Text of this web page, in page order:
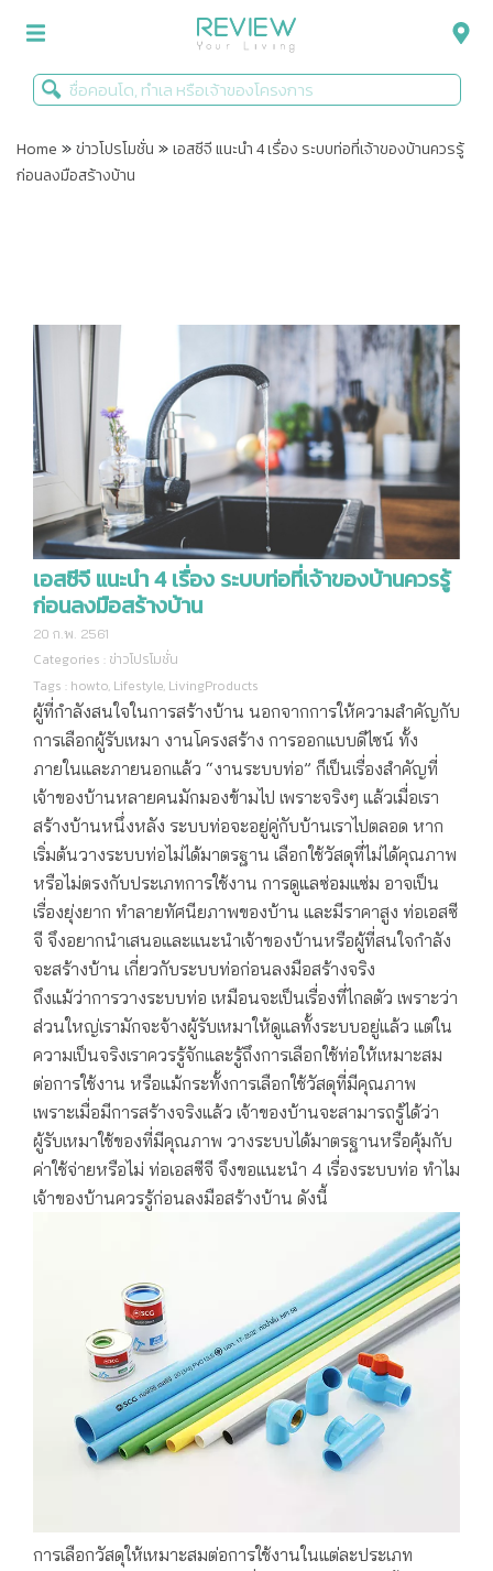
รีวิวคอนโด
Infographic
ข่าวโปรโมชั่น
Home »ข่าวโปรโมชั่น »เอสซีจี แนะนำ 4 เรื่อง ระบบท่อที่เจ้าของบ้านควรรู้
ก่อนลงมือสร้างบ้าน
เอสซีจี แนะนำ 4 เรื่อง ระบบท่อที่เจ้าของบ้านควรรู้
ก่อนลงมือสร้างบ้าน
20 ก.พ. 2561
Categories : ข่าวโปรโมชั่น
Tags : howto, Lifestyle, LivingProducts
ผู้ที่กำลังสนใจในการสร้างบ้าน นอกจากการให้ความสำคัญกับ
การเลือกผู้รับเหมา งานโครงสร้าง การออกแบบดีไซน์ ทั้ง
ภายในและภายนอกแล้ว “งานระบบท่อ” ก็เป็นเรื่องสำคัญที่
เจ้าของบ้านหลายคนมักมองข้ามไป เพราะจริงๆ แล้วเมื่อเรา
สร้างบ้านหนึ่งหลัง ระบบท่อจะอยู่คู่กับบ้านเราไปตลอด หาก
เริ่มต้นวางระบบท่อไม่ได้มาตรฐาน เลือกใช้วัสดุที่ไม่ได้คุณภาพ
หรือไม่ตรงกับประเภทการใช้งาน การดูแลซ่อมแซ่ม อาจเป็น
เรื่องยุ่งยาก ทำลายทัศนียภาพของบ้าน และมีราคาสูง ท่อเอสซี
จี จึงอยากนำเสนอและแนะนำเจ้าของบ้านหรือผู้ที่สนใจกำลัง
จะสร้างบ้าน เกี่ยวกับระบบท่อก่อนลงมือสร้างจริง
ถึงแม้ว่าการวางระบบท่อ เหมือนจะเป็นเรื่องที่ไกลตัว เพราะว่า
ส่วนใหญ่เรามักจะจ้างผู้รับเหมาให้ดูแลทั้งระบบอยู่แล้ว แต่ใน
ความเป็นจริงเราควรรู้จักและรู้ถึงการเลือกใช้ท่อให้เหมาะสม
ต่อการใช้งาน หรือแม้กระทั้งการเลือกใช้วัสดุที่มีคุณภาพ
เพราะเมื่อมีการสร้างจริงแล้ว เจ้าของบ้านจะสามารถรู้ได้ว่า
ผู้รับเหมาใช้ของที่มีคุณภาพ วางระบบได้มาตรฐานหรือคุ้มกับ
ค่าใช้จ่ายหรือไม่ ท่อเอสซีจี จึงขอแนะนำ 4 เรื่องระบบท่อ ทำไม
เจ้าของบ้านควรรู้ก่อนลงมือสร้างบ้าน ดังนี้
การเลือกวัสดุให้เหมาะสมต่อการใช้งานในแต่ละประเภท